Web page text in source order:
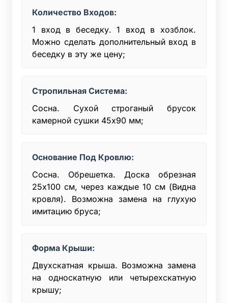
Количество Входов:
1 вход в беседку. 1 вход в хозблок.
Можно сделать дополнительный вход в
беседку в эту же цену;
Стропильная Система:
Сосна. Сухой строганый брусок
камерной сушки 45x90 мм;
Основание Под Кровлю:
Сосна. Обрешетка. Доска обрезная
25х100 см, через каждые 10 см (Видна
кровля). Возможна замена на глухую
имитацию бруса;
Форма Крыши:
Двухскатная крыша. Возможна замена
на односкатную или четырехскатную
крышу;